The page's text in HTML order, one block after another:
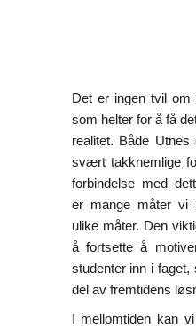
Det er ingen tvil
som helter for å få
realitet. Både
svært takknemlige
forbindelse med
er mange måter vi
ulike måter. Den
å fortsette å
studenter inn i
del av fremtidens
I mellomtiden kan